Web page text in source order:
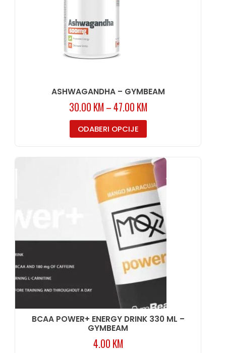
ASHWAGANDHA – GYMBEAM
30.00 KM –47.00 KM
ODABERI OPCIJE
BCAA POWER+ ENERGY DRINK 330 ML –
GYMBEAM
4.00 KM